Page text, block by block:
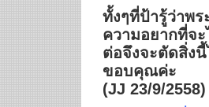
ทั้งๆที่ป้ารู้ว่าพ
ความอยากที่จ
ต่อจึงจะตัดสิ่ง
ขอบคุณค่ะ
(JJ 23/9/2558)